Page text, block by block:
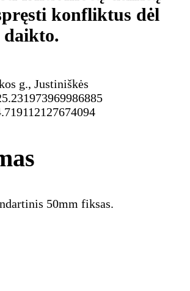
konfliktus dėl
daikto.
g., Justiniškės
50mm fiksas.